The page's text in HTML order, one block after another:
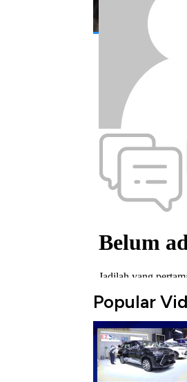
Popular